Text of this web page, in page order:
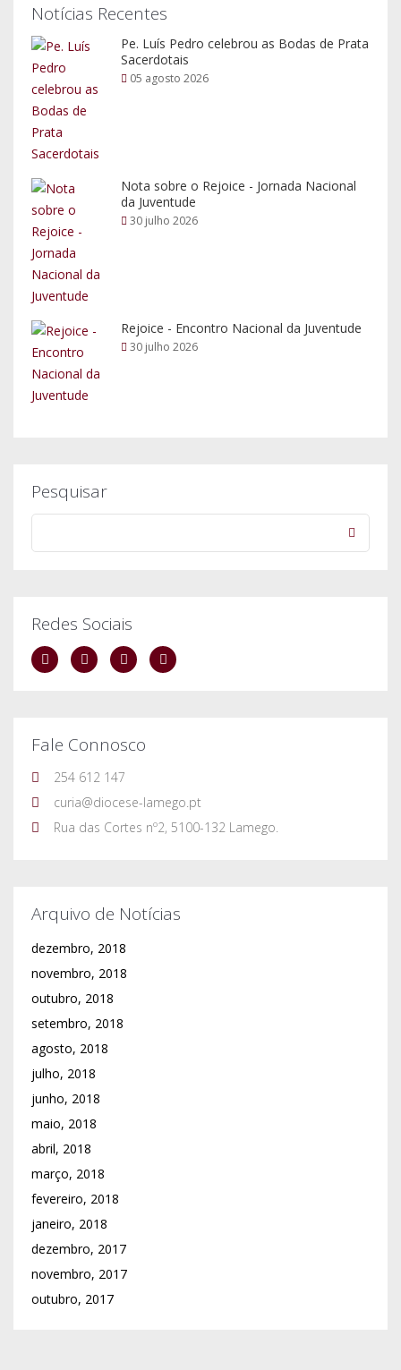
Notícias Recentes
Pe. Luís Pedro celebrou as Bodas de Prata
Sacerdotais
05 agosto 2026
Nota sobre o Rejoice - Jornada Nacional
da Juventude
30 julho 2026
Rejoice - Encontro Nacional da Juventude
30 julho 2026
Pesquisar
Redes Sociais
Fale Connosco
254 612 147
curia@diocese-lamego.pt
Rua das Cortes nº2, 5100-132 Lamego.
Arquivo de Notícias
dezembro, 2018
novembro, 2018
outubro, 2018
setembro, 2018
agosto, 2018
julho, 2018
junho, 2018
maio, 2018
abril, 2018
março, 2018
fevereiro, 2018
janeiro, 2018
dezembro, 2017
novembro, 2017
outubro, 2017